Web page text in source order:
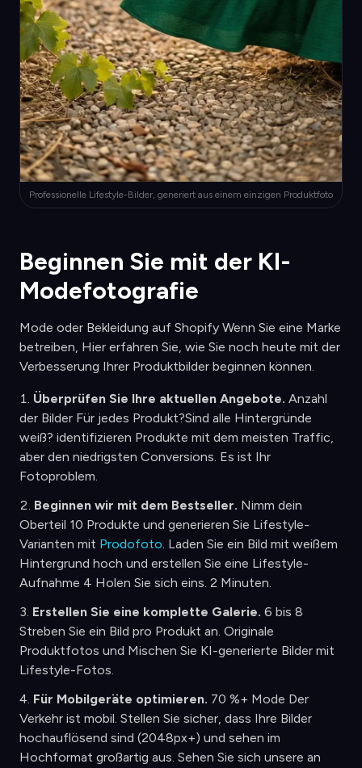
Professionelle Lifestyle-Bilder, generiert aus einem einzigen Produktfoto
Beginnen Sie mit der KI-
Modefotografie
Mode oder Bekleidung auf Shopify Wenn Sie eine Marke
betreiben, Hier erfahren Sie, wie Sie noch heute mit der
Verbesserung Ihrer Produktbilder beginnen können.
Überprüfen Sie Ihre aktuellen Angebote. Anzahl
der Bilder Für jedes Produkt?Sind alle Hintergründe
weiß? identifizieren Produkte mit dem meisten Traffic,
aber den niedrigsten Conversions. Es ist Ihr
Fotoproblem.
Beginnen wir mit dem Bestseller. Nimm dein
Oberteil 10 Produkte und generieren Sie Lifestyle-
Varianten mit Prodofoto. Laden Sie ein Bild mit weißem
Hintergrund hoch und erstellen Sie eine Lifestyle-
Aufnahme 4 Holen Sie sich eins. 2 Minuten.
Erstellen Sie eine komplette Galerie. 6 bis 8
Streben Sie ein Bild pro Produkt an. Originale
Produktfotos und Mischen Sie KI-generierte Bilder mit
Lifestyle-Fotos.
Für Mobilgeräte optimieren. 70 %+ Mode Der
Verkehr ist mobil. Stellen Sie sicher, dass Ihre Bilder
hochauflösend sind (2048px+) und sehen im
Hochformat großartig aus. Sehen Sie sich unsere an